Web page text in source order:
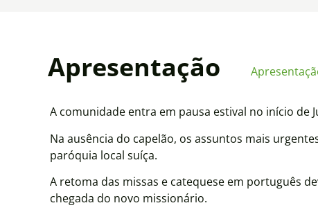
Apresentação
A comunidade entra em pausa estival no início de
Na ausência do capelão, os assuntos mais
paróquia local suíça.
A retoma das missas e catequese em português
chegada do novo missionário.